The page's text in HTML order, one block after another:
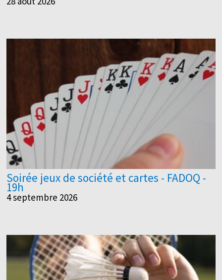
Soirée jeux de société et cartes - FADOQ -
19h
4 septembre 2026